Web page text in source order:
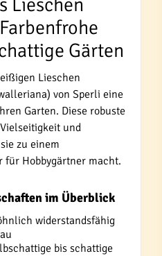
Lieschen
Gärten
Lieschen
von Sperli eine
Garten. Diese robuste
und
zu einem
für Hobbygärtner macht.
im Überblick
widerstandsfähig
bis schattige